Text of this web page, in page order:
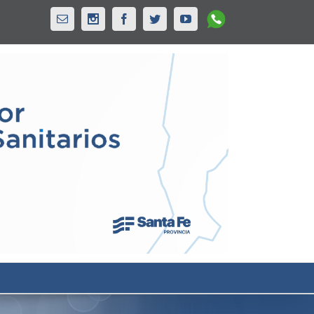
Email InstagramFacebookTwitterYoutubeWhatsapp